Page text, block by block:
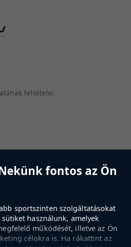
fontos az Ön
sportszinten szolgáltatásokat
használunk, amelyek
működését, illetve az Ön
célokra is. Ha rákattint az
feltételei